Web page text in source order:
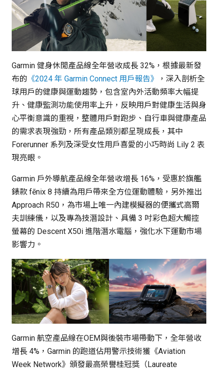
Garmin 健身休閒產品線全年營收成長 32%，根據最新發
布的 《2024 年 Garmin Connect 用戶報告》
，深入剖析全
球用戶的健康與運動趨勢，包含室內外活動頻率大幅提
升、健康監測功能使用率上升，反映用戶對健康生活與身
心平衡意識的重視，整體用戶對跑步、自行車與健康產品
的需求表現強勁，所有產品類別都呈現成長，其中
Forerunner 系列及深受女性用戶喜愛的小巧時尚 Lily 2 表
現亮眼。
Garmin 戶外導航產品線全年營收增長 16%，受惠於旗艦
錶款 fēnix 8 持續為用戶帶來全方位運動體驗，另外推出
Approach R50，為市場上唯一內建模擬器的便攜式高爾
夫訓練儀，以及專為技潛設計、具備 3 吋彩色超大觸控
螢幕的 Descent X50i 進階潛水電腦，強化水下運動市場
影響力。
Garmin 航空產品線在OEM與後裝市場帶動下，全年營收
增長 4%，Garmin 的跑道佔用警示技術獲《Aviation
Week Network》頒發最高榮譽桂冠獎（Laureate